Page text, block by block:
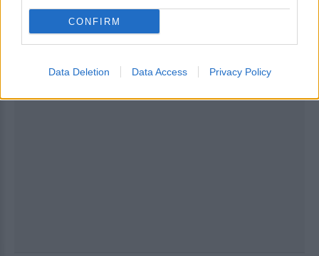
CONFIRM
Data Deletion Data Access Privacy Policy